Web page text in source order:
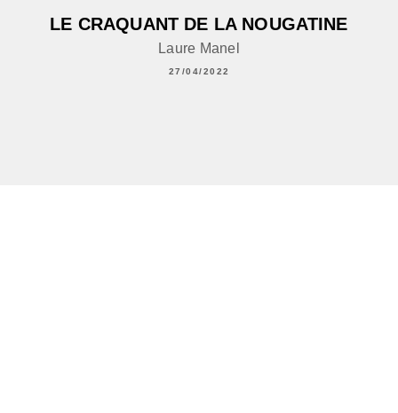
LE CRAQUANT DE LA NOUGATINE
Laure Manel
27/04/2022